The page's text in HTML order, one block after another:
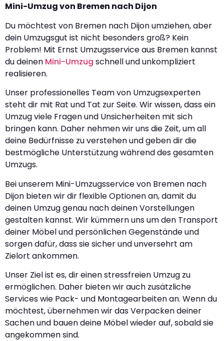
Mini-Umzug von Bremen nach Dijon
Du möchtest von Bremen nach Dijon umziehen, aber
dein Umzugsgut ist nicht besonders groß? Kein
Problem! Mit Ernst Umzugsservice aus Bremen kannst
du deinen Mini-Umzug schnell und unkompliziert
realisieren.
Unser professionelles Team von Umzugsexperten
steht dir mit Rat und Tat zur Seite. Wir wissen, dass ein
Umzug viele Fragen und Unsicherheiten mit sich
bringen kann. Daher nehmen wir uns die Zeit, um all
deine Bedürfnisse zu verstehen und geben dir die
bestmögliche Unterstützung während des gesamten
Umzugs.
Bei unserem Mini-Umzugsservice von Bremen nach
Dijon bieten wir dir flexible Optionen an, damit du
deinen Umzug genau nach deinen Vorstellungen
gestalten kannst. Wir kümmern uns um den Transport
deiner Möbel und persönlichen Gegenstände und
sorgen dafür, dass sie sicher und unversehrt am
Zielort ankommen.
Unser Ziel ist es, dir einen stressfreien Umzug zu
ermöglichen. Daher bieten wir auch zusätzliche
Services wie Pack- und Montagearbeiten an. Wenn du
möchtest, übernehmen wir das Verpacken deiner
Sachen und bauen deine Möbel wieder auf, sobald sie
angekommen sind.